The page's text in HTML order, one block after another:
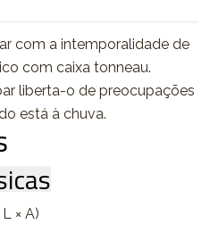
com a intemporalidade de
com caixa tonneau.
liberta-o de preocupações
está à chuva.
× A)